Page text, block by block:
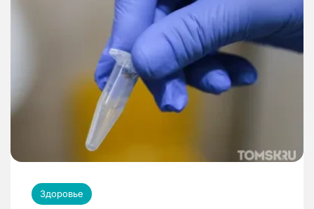
Здоровье